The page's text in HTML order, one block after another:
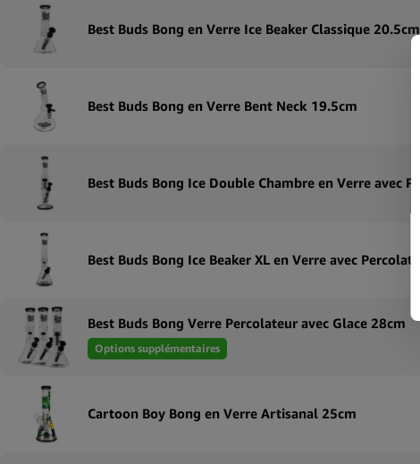
Best Buds Bong en Verre Ice Beaker Classique 20.5cm
Best Buds Bong en Verre Bent Neck 19.5cm
Best Buds Bong Verre Percolateur avec Glace 28cm
Options supplémentaires
Cartoon Boy Bong en Verre Artisanal 25cm